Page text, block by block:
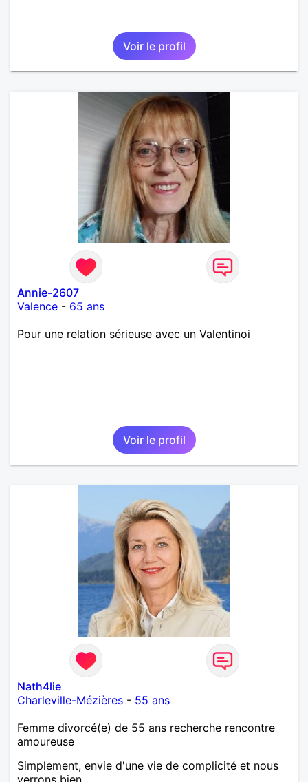
Voir le profil
Annie-2607
Valence - 65 ans
Pour une relation sérieuse avec un Valentinoi
Voir le profil
Nath4lie
Charleville-Mézières - 55 ans
Femme divorcé(e) de 55 ans recherche rencontre
amoureuse
Simplement, envie d'une vie de complicité et nous
verrons bien...